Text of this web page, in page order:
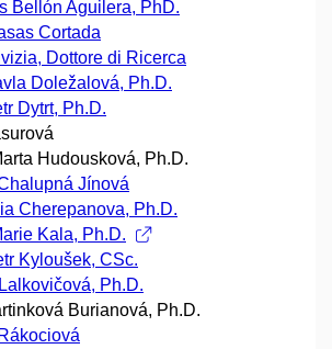
Bellón Aguilera, PhD.
Cortada
Dottore di Ricerca
Doležalová, Ph.D.
Dytrt, Ph.D.
Hudousková, Ph.D.
Jínová
Cherepanova, Ph.D.
Kala, Ph.D.
Kyloušek, CSc.
Ph.D.
Burianová, Ph.D.